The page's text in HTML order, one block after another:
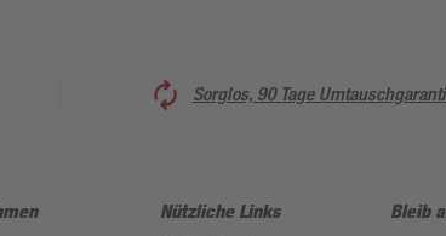
Sorglos, 90 Tage
Nützliche Links Bleib